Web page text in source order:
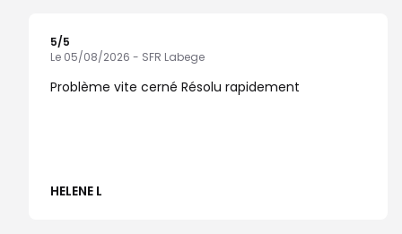
5/5
Le 05/08/2026 - SFR Labege
Problème vite cerné Résolu rapidement
HELENE L